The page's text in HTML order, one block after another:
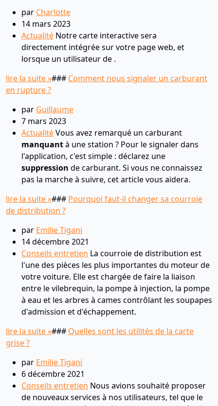
par Charlotte
14 mars 2023
Actualité Notre carte interactive sera
directement intégrée sur votre page web, et
lorsque un utilisateur de .
lire la suite »### Comment nous signaler un carburant
en rupture ?
par Guillaume
7 mars 2023
ActualitéVous avez remarqué un carburant
manquantà une station ? Pour le signaler dans
l'application, c'est simple : déclarez une
suppression de carburant. Si vous ne connaissez
pas la marche à suivre, cet article vous aidera.
lire la suite »### Pourquoi faut-il changer sa courroie
de distribution ?
par Emilie Tigani
14 décembre 2021
Conseils entretien La courroie de distribution est
l'une des pièces les plus importantes du moteur de
votre voiture. Elle est chargée de faire la liaison
entre le vilebrequin, la pompe à injection, la pompe
à eau et les arbres à cames contrôlant les soupapes
d'admission et d'échappement.
lire la suite »### Quelles sont les utilités de la carte
grise ?
par Emilie Tigani
6 décembre 2021
Conseils entretien Nous avions souhaité proposer
de nouveaux services à nos utilisateurs, tel que le